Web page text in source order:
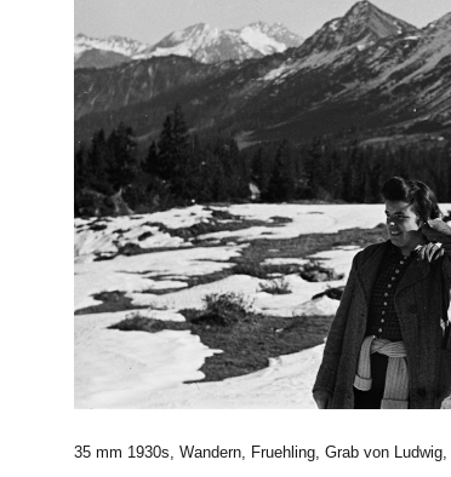
35 mm 1930s, Wandern, Fruehling, Grab von